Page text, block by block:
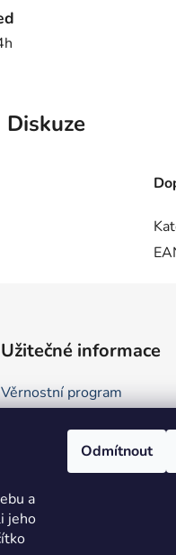
a
jeho
Odmítnout
Diskuze
Užitečné informace
Věrnostní program
Podmínky ochrany
Režim Dovolená
Hodnocení obchodu